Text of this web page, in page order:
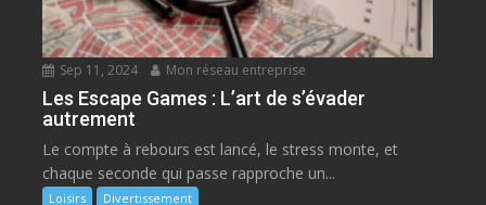
Sep 11, 2024 Mon réseau entreprise
Les Escape Games : L’art de s’évader
autrement
Le compte à rebours est lancé, le stress monte, et
chaque seconde qui passe rapproche un...
Loisirs Divertissement